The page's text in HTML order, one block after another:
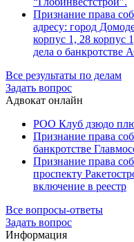
Признание права
адресу: город
корпус 1, 28 корпус
дела о банкротстве
Все результаты по делам
Задать вопрос
Адвокат онлайн
РОО Клуб дзюдо
Признание права
банкротстве
Признание права
проспекту
включение в реестр
Все вопросы-ответы
Задать вопрос
Информация